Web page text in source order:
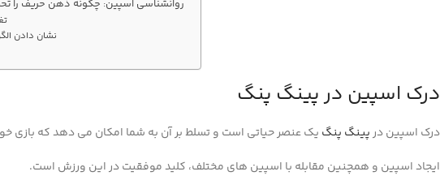
روانشناسی اسپین: چگونه ذهن حریف را
2. نشان دادن
درک اسپین در پینگ پنگ
درک اسپین درپینگ پنگ یک عنصر حیاتی است و تسلط بر آن به شما امکان می‌ دهد که بازی
ایجاد اسپین و همچنین مقابله با اسپین‌ های مختلف، کلید موفقیت در این ورزش است.